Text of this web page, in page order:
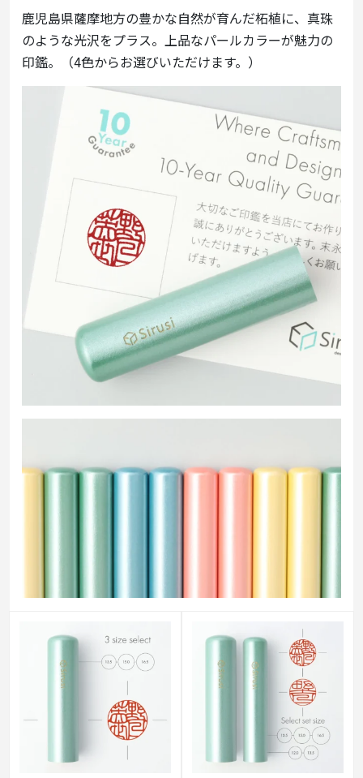
鹿児島県薩摩地方の豊かな自然が育んだ柘植に、真珠
のような光沢をプラス。上品なパールカラーが魅力の
印鑑。（4色からお選びいただけます。）